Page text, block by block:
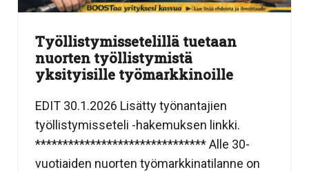
Työllistymissetelillä tuetaan
nuorten työllistymistä
yksityisille työmarkkinoille
EDIT 30.1.2026 Lisätty työnantajien
työllistymisseteli -hakemuksen linkki.
******************************* Alle 30-
vuotiaiden nuorten työmarkkinatilanne on